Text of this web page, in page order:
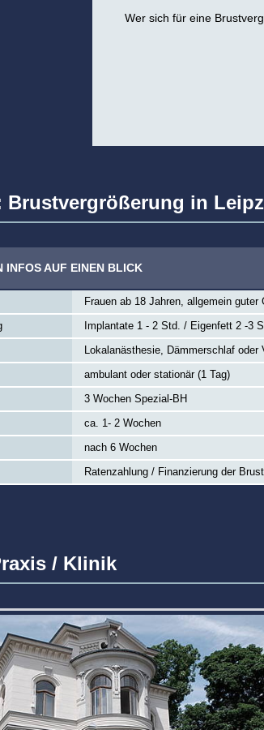
Wer sich für eine
Brustvergrößerung in
INFOS AUF EINEN BLICK
Frauen ab 18 Jahren, allgemein guter
Implantate 1 - 2 Std. / Eigenfett 2 -3
Lokalanästhesie, Dämmerschlaf oder
ambulant oder stationär (1 Tag)
3 Wochen Spezial-BH
ca. 1- 2 Wochen
nach 6 Wochen
Ratenzahlung / Finanzierung der
/ Klinik